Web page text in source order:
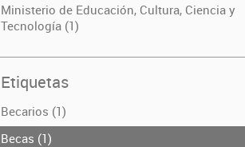
Ministerio de Educación, Cultura, Ciencia y
Tecnología (1)
Etiquetas
Becarios (1)
Becas (1)